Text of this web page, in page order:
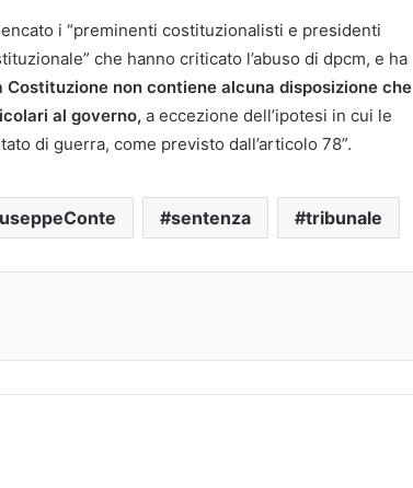
i “preminenti costituzionalisti e presidenti
che hanno criticato l’abuso di dpcm, e ha
Costituzione non contiene alcuna disposizione che
al governo, a eccezione dell’ipotesi in cui le
di guerra, come previsto dall’articolo 78”.
sentenza tribunale